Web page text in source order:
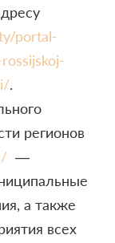
portal-
.
регионов
—
а также
всех